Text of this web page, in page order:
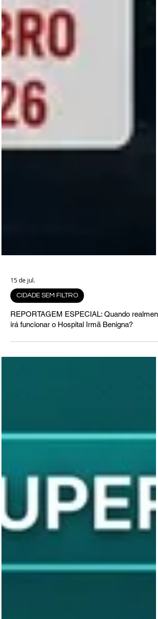
15 de jul.
CIDADE SEM FILTRO
REPORTAGEM ESPECIAL: Quando